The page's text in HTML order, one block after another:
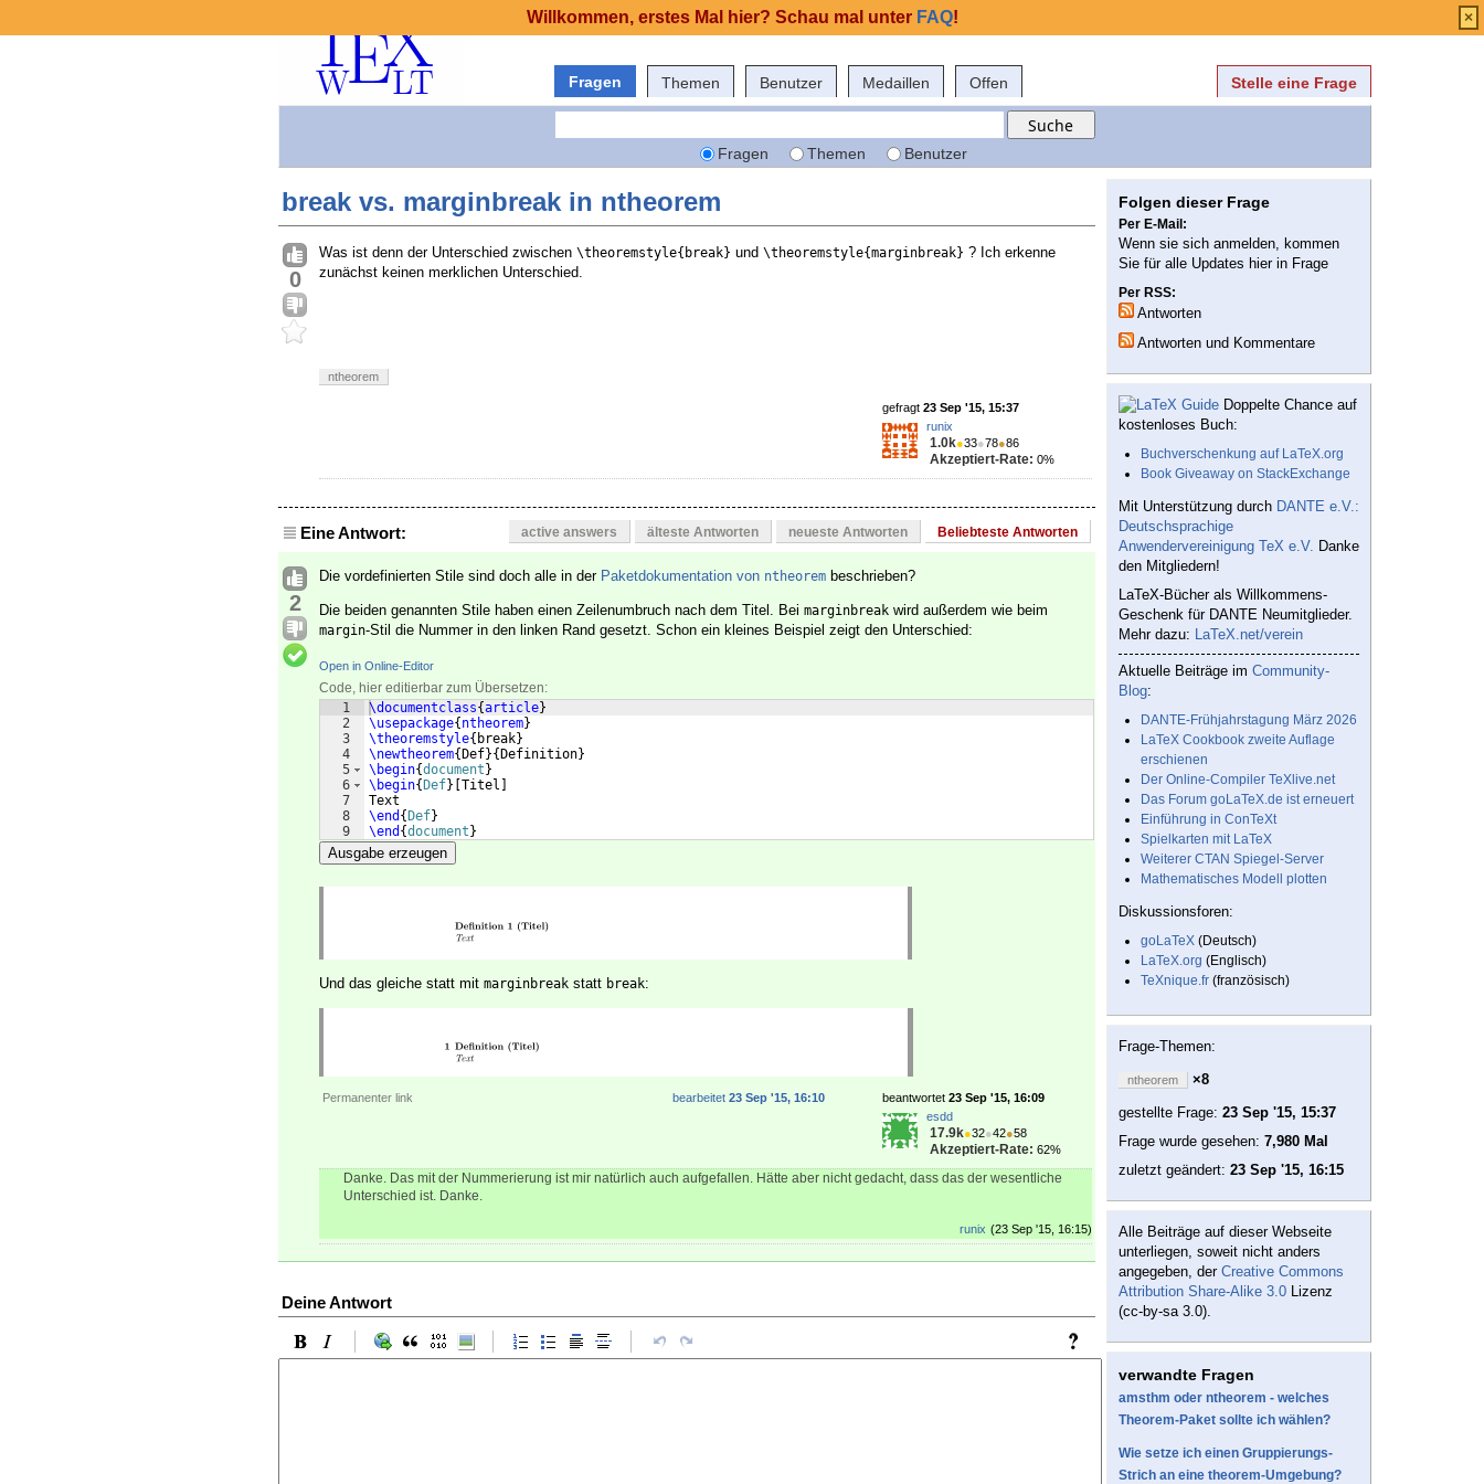
Fragen Themen Benutzer Medaillen Offen Stelle eine Frage
Fragen Themen Benutzer
break vs. marginbreak in ntheorem
0
Was ist denn der Unterschied zwischen \theoremstyle{break} und \theoremstyle{marginbreak} ? Ich erkenne
zunächst keinen merklichen Unterschied.
ntheorem
gefragt 23 Sep '15, 15:37
runix
1.0k●33●78●86
Akzeptiert-Rate: 0%
Eine Antwort: active answers älteste Antworten neueste Antworten Beliebteste Antworten
2
Die vordefinierten Stile sind doch alle in der Paketdokumentation von ntheorem beschrieben?
Die beiden genannten Stile haben einen Zeilenumbruch nach dem Titel. Bei marginbreak wird außerdem wie beim
margin-Stil die Nummer in den linken Rand gesetzt. Schon ein kleines Beispiel zeigt den Unterschied:
Open in Online-Editor
Code, hier editierbar zum Übersetzen:
1
2
3
4
5
6
7
8
9
\documentclass{article}
\usepackage{ ntheorem}
\theoremstyle{ break}
\newtheorem{ Def}{ Definition}
\begin{document }
\begin{ Def} Titel
Text
\end { Def}
\end {document }
Ausgabe erzeugen
Und das gleiche statt mit marginbreak statt break:
Permanenter link beantwortet 23 Sep '15, 16:09
esdd
17.9k●32●42●58
Akzeptiert-Rate: 62%
bearbeitet 23 Sep '15, 16:10
Danke. Das mit der Nummerierung ist mir natürlich auch aufgefallen. Hätte aber nicht gedacht, dass das der wesentliche
Unterschied ist. Danke.
(23 Sep '15, 16:15)
runix
Deine Antwort
Folgen dieser Frage
Per E-Mail:
Wenn sie sich anmelden, kommen
Sie für alle Updates hier in Frage
Per RSS:
Antworten
Antworten und Kommentare
Doppelte Chance auf
kostenloses Buch:
Buchverschenkung auf LaTeX.org
Book Giveaway on StackExchange
Mit Unterstützung durch DANTE e.V.:
Deutschsprachige
Anwendervereinigung TeX e.V. Danke
den Mitgliedern!
LaTeX-Bücher als Willkommens-
Geschenk für DANTE Neumitglieder.
Mehr dazu: LaTeX.net/verein
Aktuelle Beiträge im Community-
Blog:
DANTE-Frühjahrstagung März 2026
LaTeX Cookbook zweite Auflage
erschienen
Der Online-Compiler TeXlive.net
Das Forum goLaTeX.de ist erneuert
Einführung in ConTeXt
Spielkarten mit LaTeX
Weiterer CTAN Spiegel-Server
Mathematisches Modell plotten
Diskussionsforen:
goLaTeX (Deutsch)
LaTeX.org (Englisch)
TeXnique.fr (französisch)
Frage-Themen:
ntheorem
×8
gestellte Frage: 23 Sep '15, 15:37
Frage wurde gesehen: 7,980 Mal
zuletzt geändert: 23 Sep '15, 16:15
Alle Beiträge auf dieser Webseite
unterliegen, soweit nicht anders
angegeben, der Creative Commons
Attribution Share-Alike 3.0 Lizenz
(cc-by-sa 3.0).
verwandte Fragen
amsthm oder ntheorem - welches
Theorem-Paket sollte ich wählen?
Wie setze ich einen Gruppierungs-
Strich an eine theorem-Umgebung?
Willkommen, erstes Mal hier? Schau mal unter FAQ! ×